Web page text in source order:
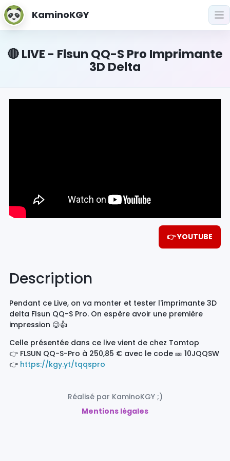
KaminoKGY
🔴 LIVE - Flsun QQ-S Pro Imprimante
3D Delta
👉 YOUTUBE
Description
Pendant ce Live, on va monter et tester l'imprimante 3D
delta Flsun QQ-S Pro. On espère avoir une première
impression 😉👍
Celle présentée dans ce live vient de chez Tomtop
👉 FLSUN QQ-S-Pro à 250,85 € avec le code 🎫 10JQQSW
👉 https://kgy.yt/tqqspro
Réalisé par KaminoKGY ;)
Mentions légales